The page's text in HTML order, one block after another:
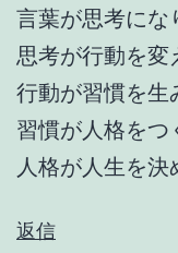
言葉が思考にな
思考が行動を変
行動が習慣を生
習慣が人格をつ
人格が人生を決
返信